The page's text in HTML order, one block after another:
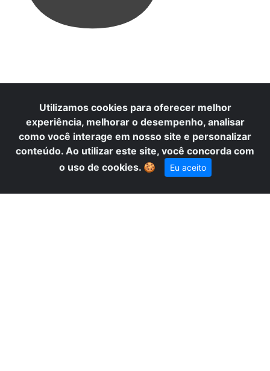
D
Utilizamos cookies para oferecer melhor
experiência, melhorar o desempenho, analisar
como você interage em nosso site e personalizar
conteúdo. Ao utilizar este site, você concorda com
o uso de cookies. 🍪 Eu aceito